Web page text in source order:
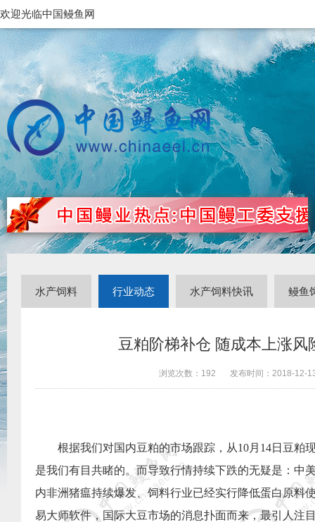
欢迎光临中国鳗鱼网
水产饲料 行业动态 水产饲料快讯 鳗鱼
豆粕阶梯补仓 随成本上涨
浏览次数： 192 发布时间： 2018-12-
根据我们对国内豆粕的市场跟踪，从10月 14日豆粕
是我们有目共睹的。而导致行情持续下跌的无疑是：中
内非洲猪瘟持续爆发、饲料行业已经实行降低蛋白原料
易大师软件，国际大豆市场的消息扑面而来，最引人注